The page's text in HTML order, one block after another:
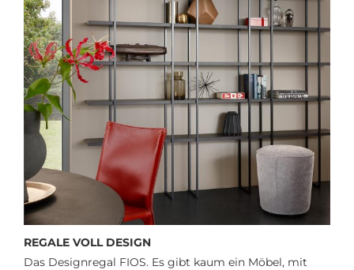
REGALE VOLL DESIGN
Das Designregal FIOS. Es gibt kaum ein Möbel, mit